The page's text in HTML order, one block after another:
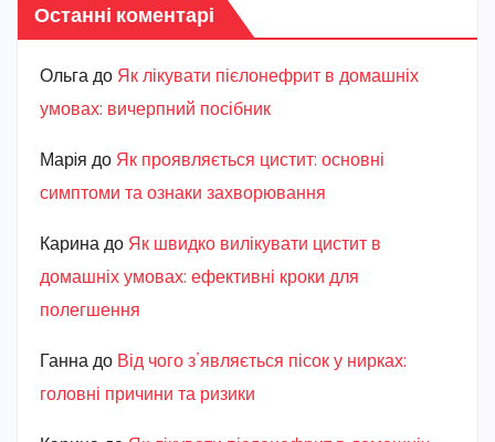
Останні коментарі
Ольга до Як лікувати пієлонефрит в домашніх
умовах: вичерпний посібник
Марiя до Як проявляється цистит: основні
симптоми та ознаки захворювання
Карина до Як швидко вилікувати цистит в
домашніх умовах: ефективні кроки для
полегшення
Ганна до Від чого з’являється пісок у нирках:
головні причини та ризики